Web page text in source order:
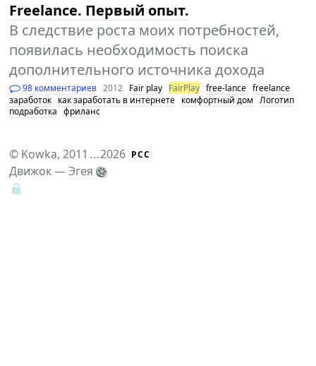
Freelance. Первый опыт.
В следствие роста моих потребностей,
появилась необходимость поиска
дополнительного источника дохода
98 комментариев 2012 Fair play FairPlay free-lance freelance
заработок как заработать в интернете комфортный дом
Логотип
подработка
фриланс
© Kowka, 2011 ...2026 РСС
Движок —Эгея